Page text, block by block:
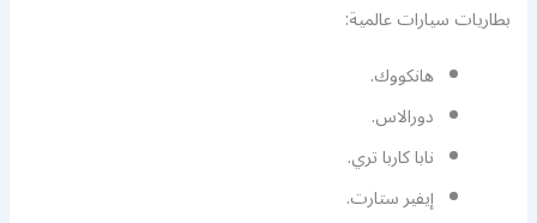
بطاريات سيارات عالمية:
هانكووك.
دورالاس.
نابا كاربا تري.
إيفير ستارت.